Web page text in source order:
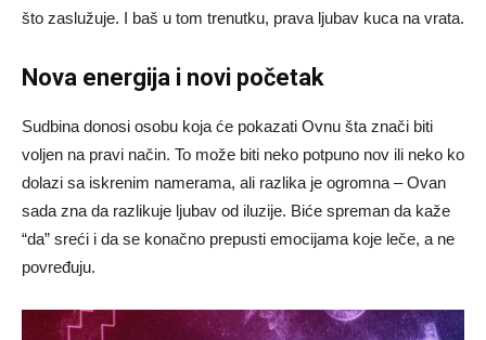
što zaslužuje. I baš u tom trenutku, prava ljubav kuca na vrata.
Nova energija i novi početak
Sudbina donosi osobu koja će pokazati Ovnu šta znači biti
voljen na pravi način. To može biti neko potpuno nov ili neko ko
dolazi sa iskrenim namerama, ali razlika je ogromna – Ovan
sada zna da razlikuje ljubav od iluzije. Biće spreman da kaže
“da” sreći i da se konačno prepusti emocijama koje leče, a ne
povređuju.